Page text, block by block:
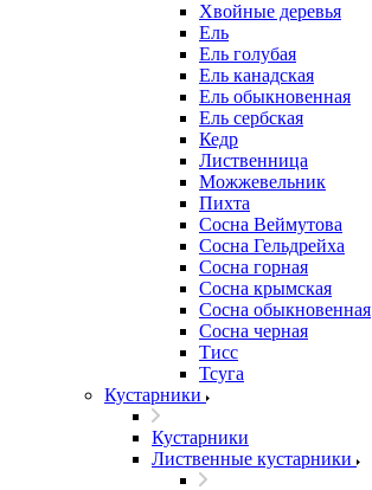
Хвойные деревья
Ель
Ель голубая
Ель канадская
Ель обыкновенная
Ель сербская
Кедр
Лиственница
Можжевельник
Пихта
Сосна Веймутова
Сосна Гельдрейха
Сосна горная
Сосна крымская
Сосна обыкновенная
Сосна черная
Тисс
Тсуга
Кустарники
Кустарники
Лиственные кустарники